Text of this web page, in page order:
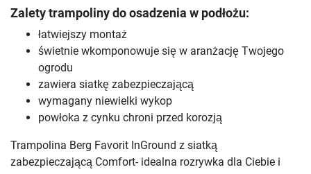
Zalety trampoliny do osadzenia w podłożu:
łatwiejszy montaż
świetnie wkomponowuje się w aranżację Twojego
ogrodu
zawiera siatkę zabezpieczającą
wymagany niewielki wykop
powłoka z cynku chroni przed korozją
Trampolina Berg Favorit InGround z siatką
zabezpieczającą Comfort- idealna rozrywka dla Ciebie i